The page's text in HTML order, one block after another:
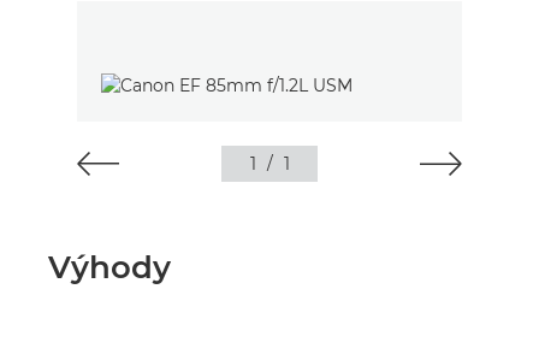
1 / 1
Výhody